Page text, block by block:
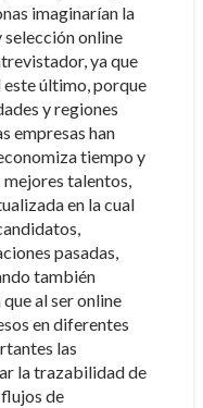
imaginarían la
online
ya que
último, porque
y regiones
empresas han
tiempo y
mejores talentos,
en la cual
pasadas,
también
al ser online
en diferentes
las
la trazabilidad de
de